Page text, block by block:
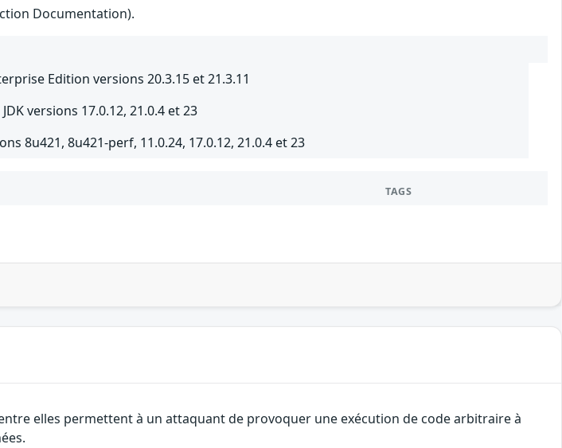
Documentation).
Edition versions 20.3.15 et 21.3.11
versions 17.0.12, 21.0.4 et 23
8u421, 8u421-perf, 11.0.24, 17.0.12, 21.0.4 et 23
TAGS
elles permettent à un attaquant de provoquer une exécution de code arbitraire à